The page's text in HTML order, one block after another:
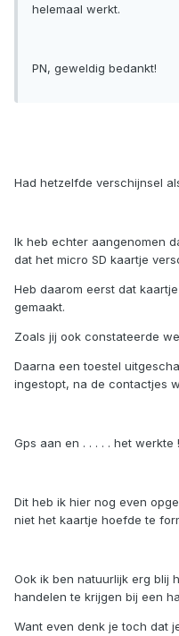
helemaal werkt.
PN, geweldig bedankt!
Had hetzelfde verschijnsel
Ik heb echter aangenomen
dat het micro SD kaartje
Heb daarom eerst dat
gemaakt.
Zoals jij ook constateerde
Daarna een toestel
ingestopt, na de contactjes
Gps aan en . . . . . het werkte !
Dit heb ik hier nog even
niet het kaartje hoefde te
Ook ik ben natuurlijk erg blij
handelen te krijgen bij een
Want even denk je toch dat